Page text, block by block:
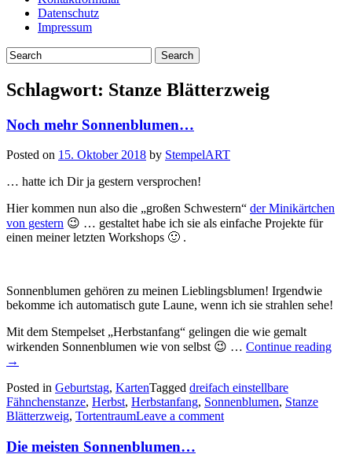
Datenschutz
Impressum
Schlagwort: Stanze Blätterzweig
Noch mehr Sonnenblumen…
Posted on 15. Oktober 2018 by StempelART
… hatte ich Dir ja gestern versprochen!
Hier kommen nun also die „großen Schwestern“ der Minikärtchen
von gestern 😉 … gestaltet habe ich sie als einfache Projekte für
einen meiner letzten Workshops 🙂 .
Sonnenblumen gehören zu meinen Lieblingsblumen! Irgendwie
bekomme ich automatisch gute Laune, wenn ich sie strahlen sehe!
Mit dem Stempelset „Herbstanfang“ gelingen die wie gemalt
wirkenden Sonnenblumen wie von selbst 😉 … Continue reading
→
Posted in Geburtstag, KartenTagged dreifach einstellbare
Fähnchenstanze, Herbst, Herbstanfang, Sonnenblumen, Stanze
Blätterzweig, TortentraumLeave a comment
Die meisten Sonnenblumen…